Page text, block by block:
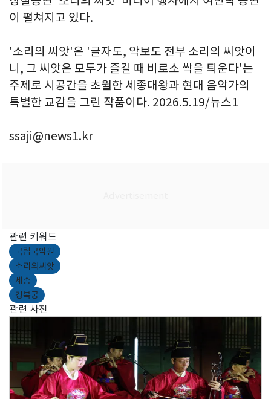
이 펼쳐지고 있다.
'소리의 씨앗'은 '글자도, 악보도 전부 소리의 씨앗이
니, 그 씨앗은 모두가 즐길 때 비로소 싹을 틔운다'는
주제로 시공간을 초월한 세종대왕과 현대 음악가의
특별한 교감을 그린 작품이다. 2026.5.19/뉴스1
ssaji@news1.kr
관련 키워드
국립국악원
소리의씨앗
세종
경복궁
관련 사진